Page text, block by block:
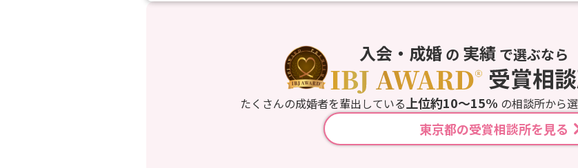
入会・成婚の 実績で選ぶなら
たくさんの成婚者を輩出している上位約10〜15% の相談所から
東京都の受賞相談所を見る